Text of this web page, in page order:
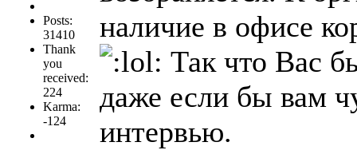
Posts:
31410
Thank
you
received:
224
Karma:
-124
наличие в офисе
Так что Вас
даже если бы вам
интервью.